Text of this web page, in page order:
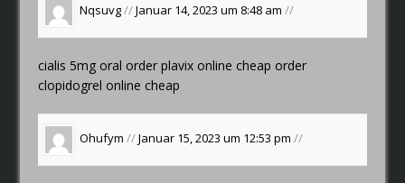
Nqsuvg//Januar 14, 2023 um 8:48 am//
cialis 5mg oralorder plavix online cheap order
clopidogrel online cheap
Ohufym //Januar 15, 2023 um 12:53 pm//